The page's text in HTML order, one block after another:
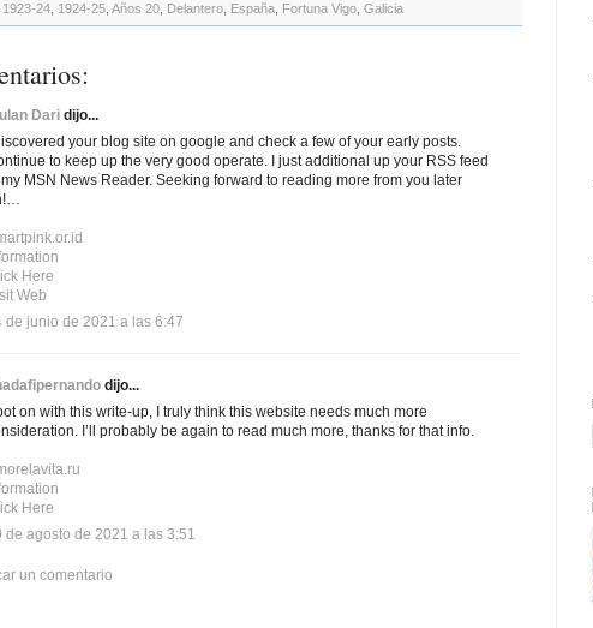
1923-24 1924-25 Años 20 Delantero España Fortuna Vigo Galicia
Dari dijo...
your blog site on google and check a few of your early posts.
to keep up the very good operate. I just additional up your RSS feed
MSN News Reader. Seeking forward to reading more from you later
Here
Web
de junio de 2021 a las 6:47
dijo...
on with this write-up, I truly think this website needs much more
I’ll probably be again to read much more, thanks for that info.
Here
de agosto de 2021 a las 3:51
un comentario